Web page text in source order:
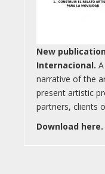
New
Internacional.
narrative of the
present artistic
partners, clients
Download here.